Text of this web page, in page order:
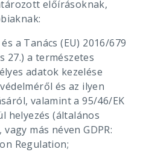
előírásoknak,
a Tanács (EU) 2016/679
27.) a természetes
adatok kezelése
és az ilyen
valamint a 95/46/EK
helyezés (általános
más néven GDPR:
Regulation;